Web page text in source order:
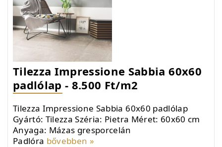
Tilezza Impressione Sabbia 60x60
padlólap - 8.500 Ft/m2
Tilezza Impressione Sabbia 60x60 padlólap
Gyártó: Tilezza Széria: Pietra Méret: 60x60 cm
Anyaga: Mázas gresporcelán
Padlóra bővebben »